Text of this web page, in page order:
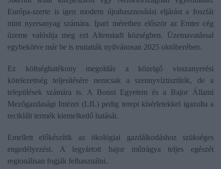
Európa-szerte is igen modern újrahasznosítási eljárást a foszfát
mint nyersanyag számára. Ipari méretben először az Emter cég
üzeme valósítja meg ezt Altenstadt községben. Üzemavatással
egybekötve már be is mutatták nyilvánosan 2025 októberében.
Ez költséghatékony megoldás a közelgő visszanyerési
kötelezettség teljesítésére nemcsak a szennyvíztisztítók, de a
települések számára is. A Bonni Egyetem és a Bajor Állami
Mezőgazdasági Intézet (LfL) pedig terepi kísérletekkel igazolta a
reciklált termék kiemelkedő hatását.
Emellett előkészítik az ökológiai gazdálkodáshoz szükséges
engedélyezést. A legyártott bajor műtrágya teljes egészét
regionálisan fogják felhasználni.